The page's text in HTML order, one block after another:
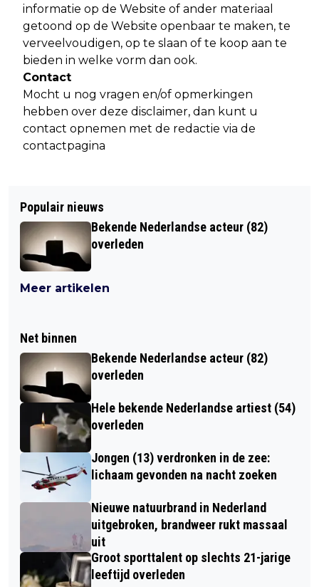
informatie op de Website of ander materiaal
getoond op de Website openbaar te maken, te
verveelvoudigen, op te slaan of te koop aan te
bieden in welke vorm dan ook.
Contact
Mocht u nog vragen en/of opmerkingen
hebben over deze disclaimer, dan kunt u
contact opnemen met de redactie via de
contactpagina
Populair nieuws
Bekende Nederlandse acteur (82)
overleden
Meer artikelen
Net binnen
Bekende Nederlandse acteur (82)
overleden
Hele bekende Nederlandse artiest (54)
overleden
Jongen (13) verdronken in de zee:
lichaam gevonden na nacht zoeken
Nieuwe natuurbrand in Nederland
uitgebroken, brandweer rukt massaal
uit
Groot sporttalent op slechts 21-jarige
leeftijd overleden